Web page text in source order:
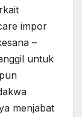
impor
–
untuk
menjabat